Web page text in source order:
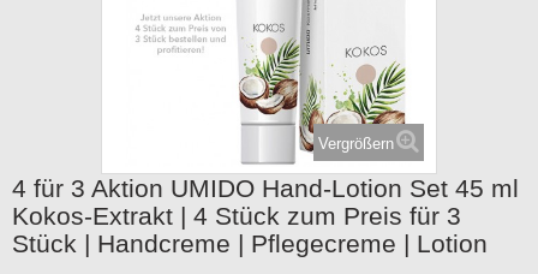
Vergrößern
4 für 3 Aktion UMIDO Hand-Lotion Set 45 ml
Kokos-Extrakt | 4 Stück zum Preis für 3
Stück | Handcreme | Pflegecreme | Lotion